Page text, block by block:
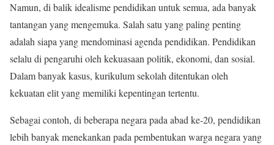
Namun, di balik idealisme pendidikan untuk semua, ada banyak
tantangan yang mengemuka. Salah satu yang paling penting
adalah siapa yang mendominasi agenda pendidikan. Pendidikan
selalu di pengaruhi oleh kekuasaan politik, ekonomi, dan sosial.
Dalam banyak kasus, kurikulum sekolah ditentukan oleh
kekuatan elit yang memiliki kepentingan tertentu.
Sebagai contoh, di beberapa negara pada abad ke-20, pendidikan
lebih banyak menekankan pada pembentukan warga negara yang